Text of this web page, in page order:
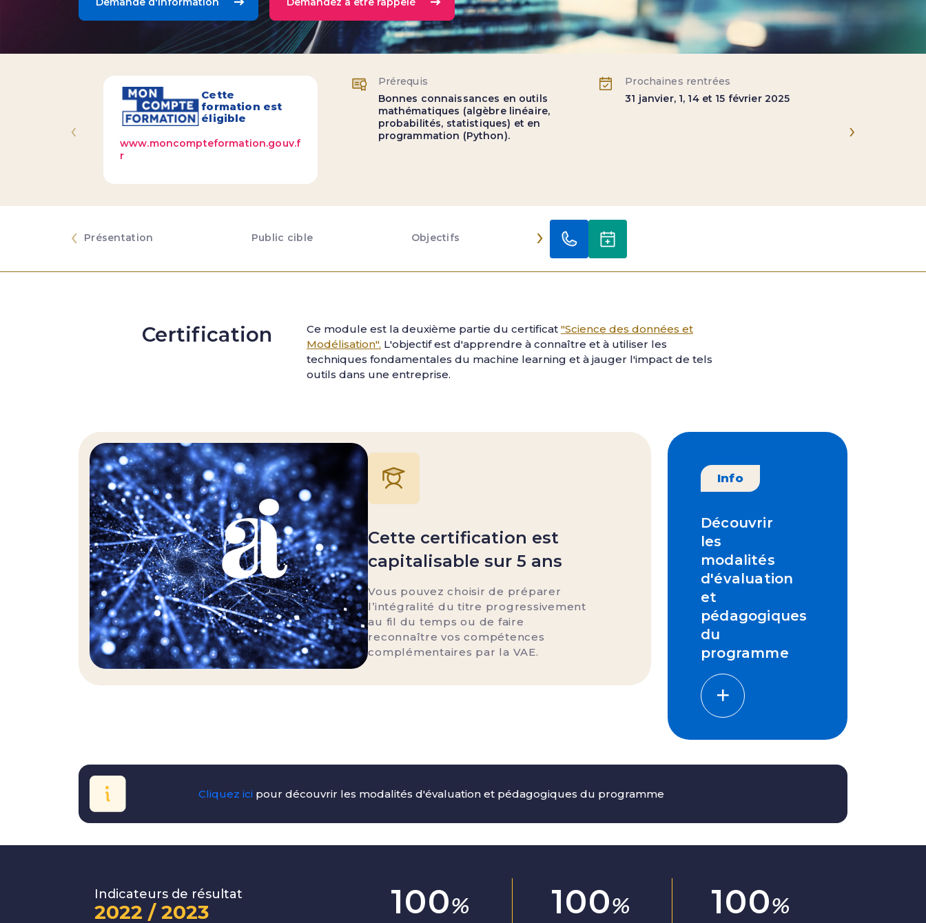
Cette
formation est
éligible
www.moncompteformation.gouv.f
r
Prérequis
Bonnes connaissances en outils
mathématiques (algèbre linéaire,
probabilités, statistiques) et en
programmation (Python).
Prochaines rentrées
31 janvier, 1, 14 et 15 février 2025
‹ ›
Présentation Public cible Objectifs Contenu
‹ ›
Certification Ce module est la deuxième partie du certificat "Science des données et
Modélisation". L'objectif est d'apprendre à connaître et à utiliser les
techniques fondamentales du machine learning et à jauger l'impact de tels
outils dans une entreprise.
Cette certification est
capitalisable sur 5 ans
Vous pouvez choisir de préparer
l’intégralité du titre progressivement
au fil du temps ou de faire
reconnaître vos compétences
complémentaires par la VAE.
Info
Découvrir
les
modalités
d'évaluation
et
pédagogiques
du
programme
Cliquez ici pour découvrir les modalités d'évaluation et pédagogiques du programme
Indicateurs de résultat
2022 / 2023 100% 100% 100%